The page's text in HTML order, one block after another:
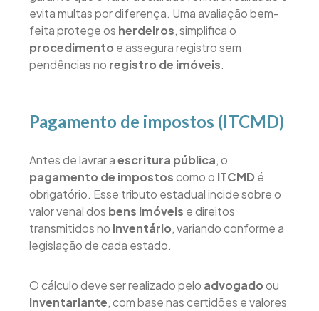
evita multas por diferença. Uma avaliação bem-
feita protege os herdeiros, simplifica o
procedimento e assegura registro sem
pendências no registro de imóveis.
Pagamento de impostos (ITCMD)
Antes de lavrar aescritura pública, o
pagamento de impostoscomo o ITCMD é
obrigatório. Esse tributo estadual incide sobre o
valor venal dos bens imóveis e direitos
transmitidos no inventário, variando conforme a
legislação de cada estado.
O cálculo deve ser realizado pelo advogadoou
inventariante, com base nas certidões e valores